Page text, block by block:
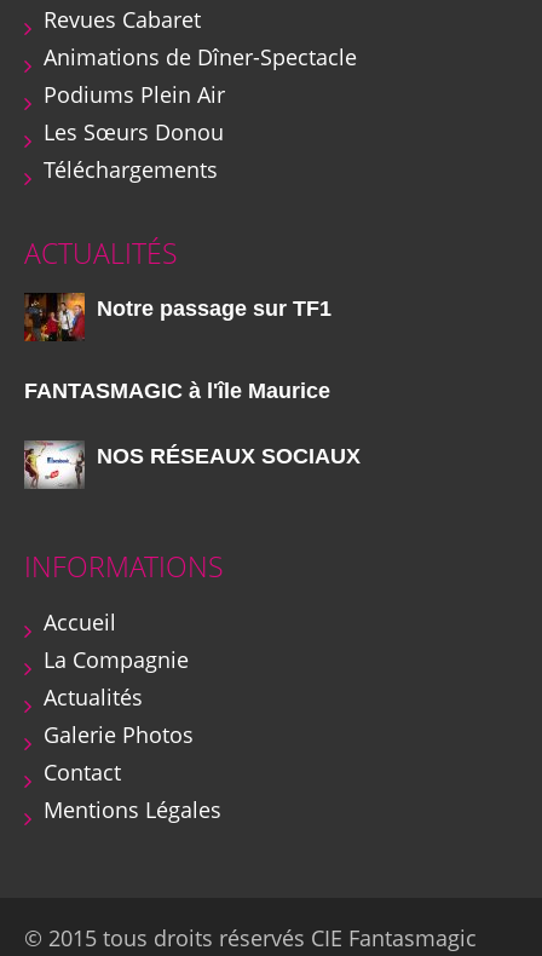
Revues Cabaret
Animations de Dîner-Spectacle
Podiums Plein Air
Les Sœurs Donou
Téléchargements
ACTUALITÉS
Notre passage sur TF1
FANTASMAGIC à l'île Maurice
NOS RÉSEAUX SOCIAUX
INFORMATIONS
Accueil
La Compagnie
Actualités
Galerie Photos
Contact
Mentions Légales
© 2015 tous droits réservés CIE Fantasmagic